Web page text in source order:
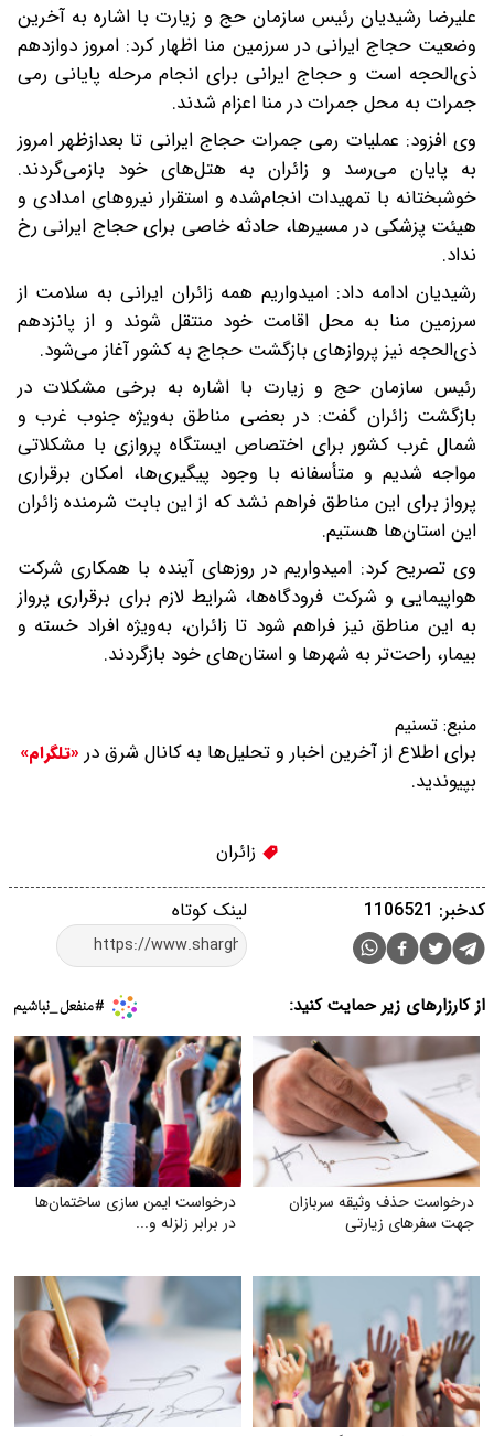
علیرضا رشیدیان رئیس سازمان حج و زیارت با اشاره به آخرین
وضعیت حجاج ایرانی در سرزمین منا اظهار کرد: امروز دوازدهم
ذی‌الحجه است و حجاج ایرانی برای انجام مرحله پایانی رمی
جمرات به محل جمرات در منا اعزام شدند.
وی افزود: عملیات رمی جمرات حجاج ایرانی تا بعدازظهر امروز
به پایان می‌رسد و زائران به هتل‌های خود بازمی‌گردند.
خوشبختانه با تمهیدات انجام‌شده و استقرار نیروهای امدادی و
هیئت پزشکی در مسیرها، حادثه خاصی برای حجاج ایرانی رخ
نداد.
رشیدیان ادامه داد: امیدواریم همه زائران ایرانی به سلامت از
سرزمین منا به محل اقامت خود منتقل شوند و از پانزدهم
ذی‌الحجه نیز پروازهای بازگشت حجاج به کشور آغاز می‌شود.
رئیس سازمان حج و زیارت با اشاره به برخی مشکلات در
بازگشت زائران گفت: در بعضی مناطق به‌ویژه جنوب غرب و
شمال غرب کشور برای اختصاص ایستگاه پروازی با مشکلاتی
مواجه شدیم و متأسفانه با وجود پیگیری‌ها، امکان برقراری
پرواز برای این مناطق فراهم نشد که از این بابت شرمنده زائران
این استان‌ها هستیم.
وی تصریح کرد: امیدواریم در روزهای آینده با همکاری شرکت
هواپیمایی و شرکت فرودگاه‌ها، شرایط لازم برای برقراری پرواز
به این مناطق نیز فراهم شود تا زائران، به‌ویژه افراد خسته و
بیمار، راحت‌تر به شهرها و استان‌های خود بازگردند.
منبع: تسنیم
برای اطلاع از آخرین اخبار و تحلیل‌ها به کانال شرق در «تلگرام»
بپیوندید.
زائران
لینک کوتاه کدخبر: 1106521
از کارزارهای زیر حمایت کنید:
درخواست حذف وثیقه سربازان
جهت سفرهای زیارتی
درخواست ایمن‌ سازی ساختمان‌ها
در برابر زلزله و...